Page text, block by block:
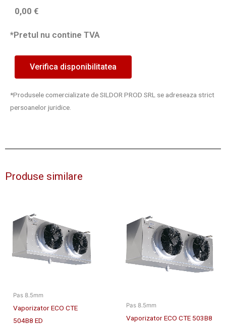
0,00 €
*Pretul nu contine TVA
Verifica disponibilitatea
*Produsele comercializate de SILDOR PROD SRL se adreseaza strict
persoanelor juridice.
Produse similare
Pas 8.5mm
Vaporizator ECO CTE
504B8 ED
Pas 8.5mm
Vaporizator ECO CTE 503B8